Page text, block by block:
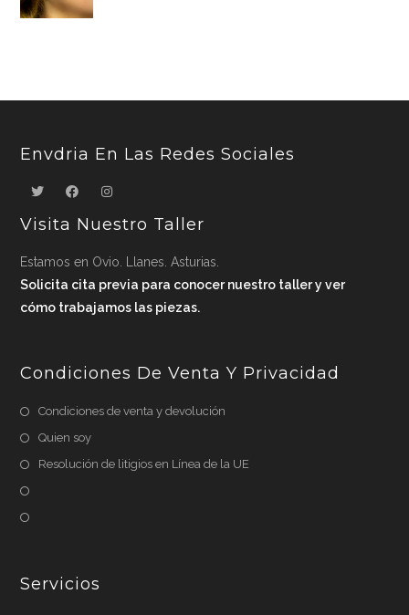
Envdria En Las Redes Sociales
Visita Nuestro Taller
Estamos en Ovio. Llanes. Asturias.
Solicita cita previa para conocer nuestro taller y ver
cómo trabajamos las piezas.
Condiciones De Venta Y Privacidad
Condiciones de venta y devolución
Quien soy
Resolución de litigios en Línea de la UE
Servicios